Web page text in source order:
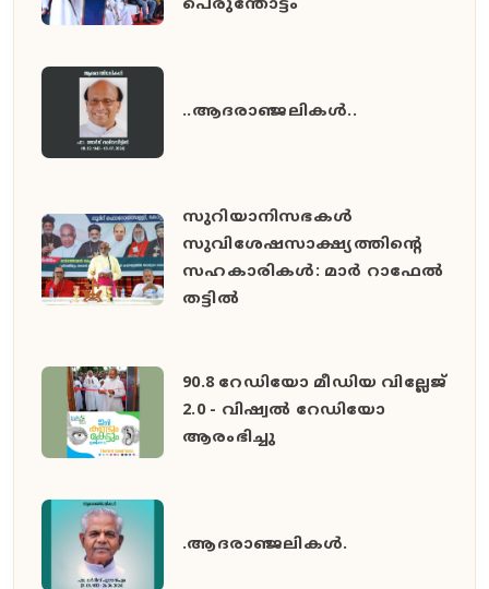
പെരുന്തോട്ടം
..ആദരാഞ്ജലികൾ..
സുറിയാനിസഭകൾ
സുവിശേഷസാക്ഷ്യത്തിൻ്റെ
സഹകാരികൾ: മാർ റാഫേൽ
തട്ടിൽ
90.8 റേഡിയോ മീഡിയ വില്ലേജ്
2.0 - വിഷ്വൽ റേഡിയോ
ആരംഭിച്ചു
.ആദരാഞ്ജലികൾ.